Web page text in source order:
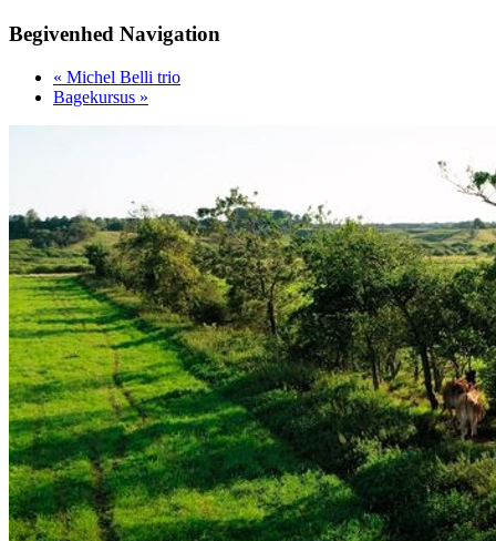
Begivenhed Navigation
« Michel Belli trio
Bagekursus »